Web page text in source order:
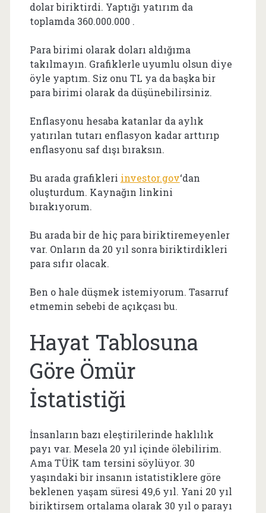
dolar biriktirdi. Yaptığı yatırım da
toplamda 360.000.000 .
Para birimi olarak doları aldığıma
takılmayın. Grafiklerle uyumlu olsun diye
öyle yaptım. Siz onu TL ya da başka bir
para birimi olarak da düşünebilirsiniz.
Enflasyonu hesaba katanlar da aylık
yatırılan tutarı enflasyon kadar arttırıp
enflasyonu saf dışı bıraksın.
Bu arada grafikleri investor.gov‘dan
oluşturdum. Kaynağın linkini
bırakıyorum.
Bu arada bir de hiç para biriktiremeyenler
var. Onların da 20 yıl sonra biriktirdikleri
para sıfır olacak.
Ben o hale düşmek istemiyorum. Tasarruf
etmemin sebebi de açıkçası bu.
Hayat Tablosuna
Göre Ömür
İstatistiği
İnsanların bazı eleştirilerinde haklılık
payı var. Mesela 20 yıl içinde ölebilirim.
Ama TÜİK tam tersini söylüyor. 30
yaşındaki bir insanın istatistiklere göre
beklenen yaşam süresi 49,6 yıl. Yani 20 yıl
biriktirsem ortalama olarak 30 yıl o parayı